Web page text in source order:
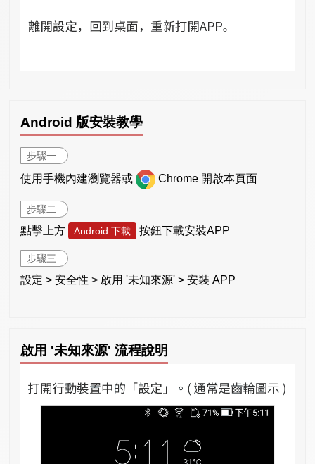
Android 版安裝教學
步驟一
使用手機內建瀏覽器或 Chrome 開啟本頁面
步驟二
點擊上方 Android 下載 按鈕下載安裝APP
步驟三
設定 > 安全性 > 啟用 '未知來源' > 安裝 APP
啟用 '未知來源' 流程說明